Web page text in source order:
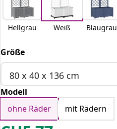
Hellgrau Weiß Blaugrau
Größe
80 x 40 x 136 cm
Modell
ohne Räder
mit Rädern